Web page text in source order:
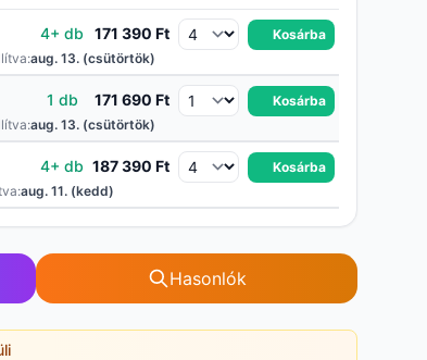
4+ db 171 390 Ft
Kosárba
aug. 13. (csütörtök)
1 db 171 690 Ft
Kosárba
aug. 13. (csütörtök)
4+ db 187 390 Ft
Kosárba
aug. 11. (kedd)
Hasonlók